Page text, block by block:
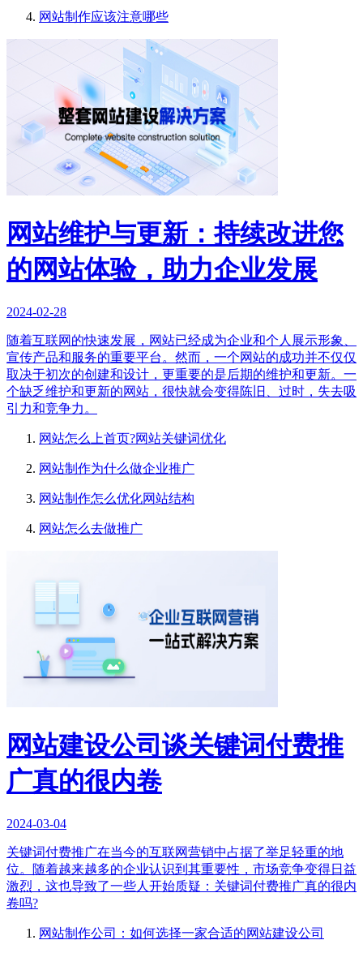
网站制作应该注意哪些
网站维护与更新：持续改进您
的网站体验，助力企业发展
2024-02-28
随着互联网的快速发展，网站已经成为企业和个人展示形象、
宣传产品和服务的重要平台。然而，一个网站的成功并不仅仅
取决于初次的创建和设计，更重要的是后期的维护和更新。一
个缺乏维护和更新的网站，很快就会变得陈旧、过时，失去吸
引力和竞争力。
网站怎么上首页?网站关键词优化
网站制作为什么做企业推广
网站制作怎么优化网站结构
网站怎么去做推广
网站建设公司谈关键词付费推
广真的很内卷
2024-03-04
关键词付费推广在当今的互联网营销中占据了举足轻重的地
位。随着越来越多的企业认识到其重要性，市场竞争变得日益
激烈，这也导致了一些人开始质疑：关键词付费推广真的很内
卷吗?
网站制作公司：如何选择一家合适的网站建设公司